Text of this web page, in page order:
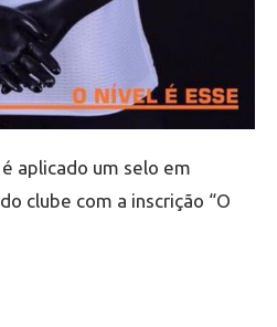
aplicado um selo em
clube com a inscrição “O